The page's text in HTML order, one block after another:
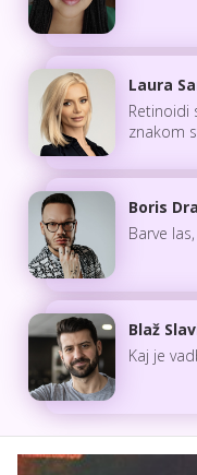
Laura
Retinoidi
znakom
Boris
Barve
Blaž
Kaj je